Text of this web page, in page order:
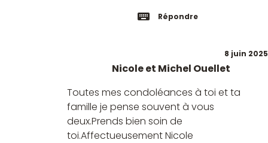
Répondre
8 juin 2025
Nicole et Michel Ouellet
Toutes mes condoléances à toi et ta
famille je pense souvent à vous
deux.Prends bien soin de
toi.Affectueusement Nicole